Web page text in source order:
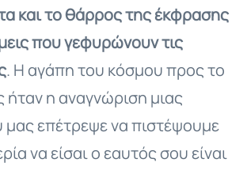
και το θάρρος της έκφρασης
που γεφυρώνουν τις
. Η αγάπη του κόσμου προς το
η αναγνώριση μιας
μας επέτρεψε να πιστέψουμε
να είσαι ο εαυτός σου είναι